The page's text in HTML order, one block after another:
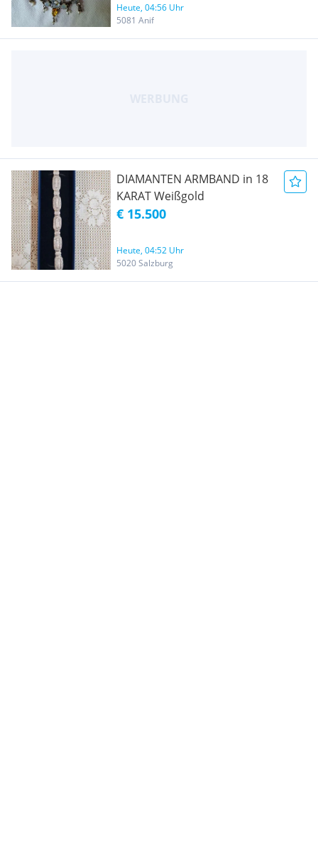
Heute, 04:56 Uhr
5081 Anif
DIAMANTEN ARMBAND in 18
KARAT Weißgold
€ 15.500
Heute, 04:52 Uhr
5020 Salzburg